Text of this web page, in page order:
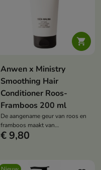

Anwen x Ministry
Smoothing Hair
Conditioner Roos-
Framboos 200 ml
De aangename geur van roos en
framboos maakt van
huidverzorging een uniek ritueel.
€ 9,80